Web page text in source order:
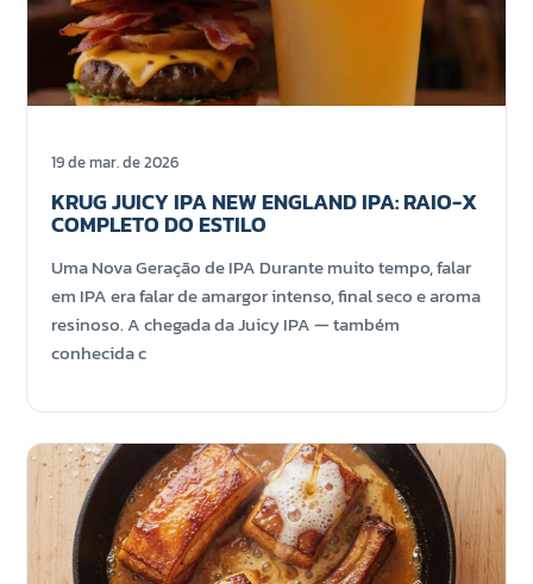
19 de mar. de 2026
KRUG JUICY IPA NEW ENGLAND IPA: RAIO-X
COMPLETO DO ESTILO
Uma Nova Geração de IPA Durante muito tempo, falar
em IPA era falar de amargor intenso, final seco e aroma
resinoso. A chegada da Juicy IPA — também
conhecida c